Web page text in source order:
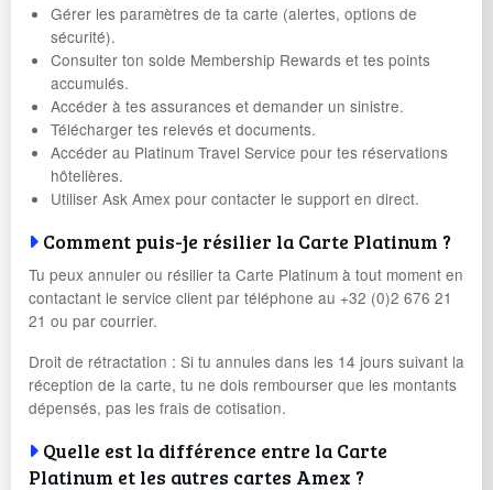
Gérer les paramètres de ta carte (alertes, options de
sécurité).
Consulter ton solde Membership Rewards et tes points
accumulés.
Accéder à tes assurances et demander un sinistre.
Télécharger tes relevés et documents.
Accéder au Platinum Travel Service pour tes réservations
hôtelières.
Utiliser Ask Amex pour contacter le support en direct.
Comment puis-je résilier la Carte Platinum ?
Tu peux annuler ou résilier ta Carte Platinum à tout moment en
contactant le service client par téléphone au +32 (0)2 676 21
21 ou par courrier.
Droit de rétractation : Si tu annules dans les 14 jours suivant la
réception de la carte, tu ne dois rembourser que les montants
dépensés, pas les frais de cotisation.
Quelle est la différence entre la Carte
Platinum et les autres cartes Amex ?